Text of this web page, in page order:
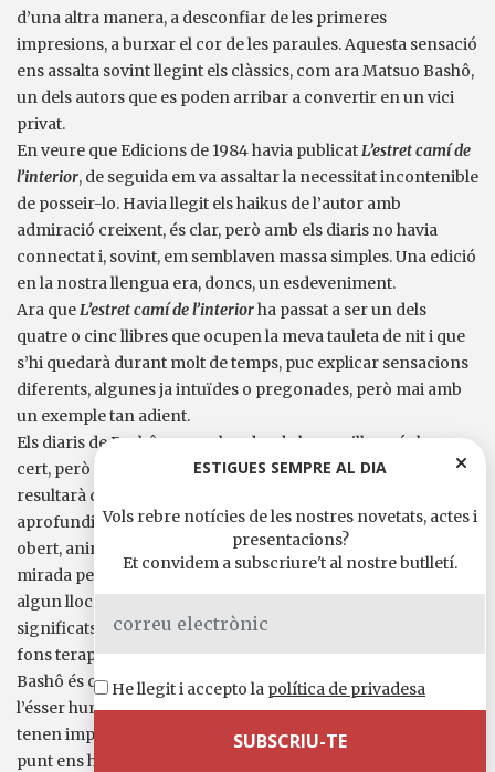
d’una altra manera, a desconfiar de les primeres
impresions, a burxar el cor de les paraules. Aquesta sensació
ens assalta sovint llegint els clàssics, com ara Matsuo Bashô,
un dels autors que es poden arribar a convertir en un vici
privat.
En veure que Edicions de 1984 havia publicatL’estret camí de
l’interior, de seguida em va assaltar la necessitat incontenible
de posseir-lo. Havia llegit els haikus de l’autor amb
admiració creixent, és clar, però amb els diaris no havia
connectat i, sovint, em semblaven massa simples. Una edició
en la nostra llengua era, doncs, un esdeveniment.
Ara queL’estret camí de l’interiorha passat a ser un dels
quatre o cinc llibres que ocupen la meva tauleta de nit i que
s’hi quedarà durant molt de temps, puc explicar sensacions
diferents, algunes ja intuïdes o pregonades, però mai amb
un exemple tan adient.
Els diaris de Bashô ens parlen des de la senzillesa, és ben
cert, però la simplicitat no hi té lloc en cap moment. Tot i que
resultarà difícil per a les nostres ments occidentals, si
aprofundim les seves paraules, si hi dediquem un temps net i
obert, anirem comprovant com ens va atrapant dins la seva
mirada per transmetre’ns un sentit diferent, més proper a
algun lloc de la nostra experiència on les coses tenien
significats primigenis i era possible deixar-se envair pel
fons terapèutic que alberga tot llenguatge.
Bashô és capaç d’escriure sobre aspectes molt complexos de
l’ésser humà i, si no hi estem atents, de fernos creure que no
tenen importància. Però depèn de nosaltres, fins a quin
punt ens hagi assaltat l’oblit d’allò que paga la pena. I tot això
ESTIGUES SEMPRE AL DIA
Vols rebre notícies de les nostres novetats, actes i
presentacions?
Et convidem a subscriure't al nostre butlletí.
He llegit i accepto la política de privadesa